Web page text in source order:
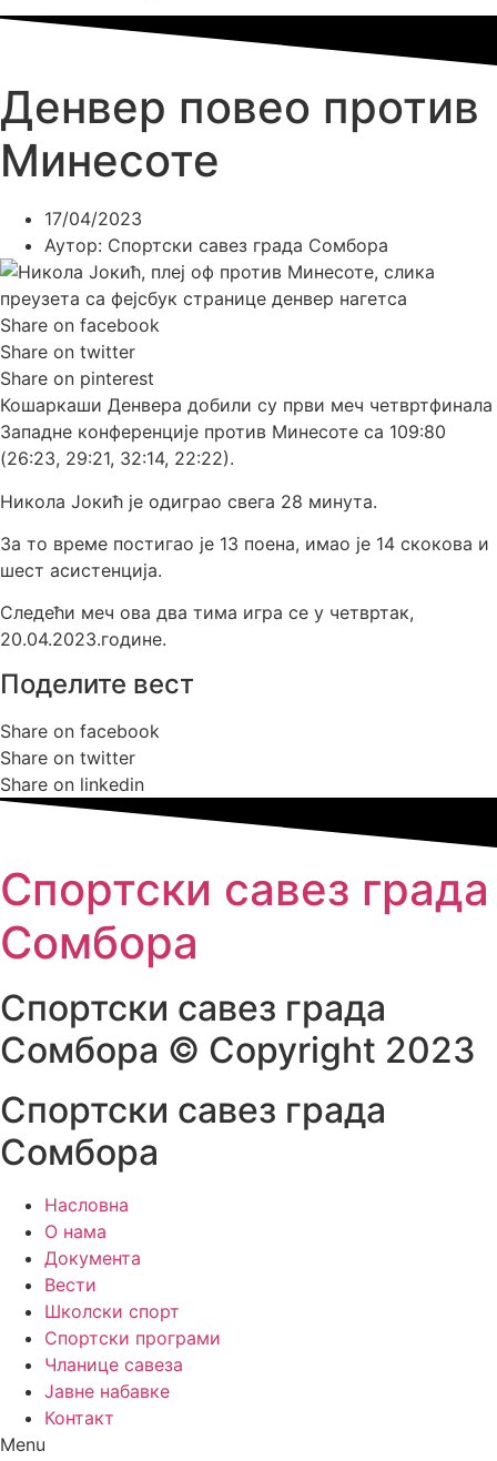
Денвер повео против
Минесоте
17/04/2023
Аутор: Спортски савез града Сомбора
Share on facebook
Share on twitter
Share on pinterest
Кошаркаши Денвера добили су први меч четвртфинала
Западне конференције против Минесоте са 109:80
(26:23, 29:21, 32:14, 22:22).
Никола Јокић је одиграо свега 28 минута.
За то време постигао је 13 поена, имао је 14 скокова и
шест асистенција.
Следећи меч ова два тима игра се у четвртак,
20.04.2023.године.
Поделите вест
Share on facebook
Share on twitter
Share on linkedin
Спортски савез града
Сомбора​
Спортски савез града
Сомбора​ © Copyright 2023
Спортски савез града
Сомбора
Насловна
О нама
Документа
Вести
Школски спорт
Спортски програми
Чланице савеза
Јавне набавке
Контакт
Menu